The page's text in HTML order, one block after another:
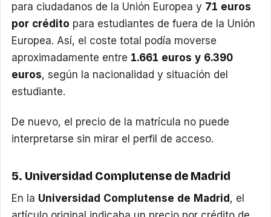
para ciudadanos de la Unión Europea y 71 euros
por crédito para estudiantes de fuera de la Unión
Europea. Así, el coste total podía moverse
aproximadamente entre 1.661 euros y 6.390
euros, según la nacionalidad y situación del
estudiante.
De nuevo, el precio de la matrícula no puede
interpretarse sin mirar el perfil de acceso.
5. Universidad Complutense de Madrid
En la Universidad Complutense de Madrid, el